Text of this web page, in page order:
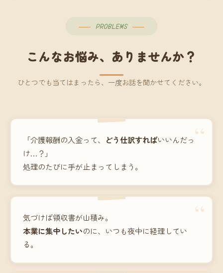
PROBLEMS
こんなお悩み、ありませんか？
ひとつでも当てはまったら、一度お話を聞かせてください。
“
「介護報酬の入金って、 どう仕訳すればいいんだっ
け…？」
処理のたびに手が止まってしまう。
“
気づけば領収書が山積み。
本業に集中したいのに、いつも夜中に経理してい
る。